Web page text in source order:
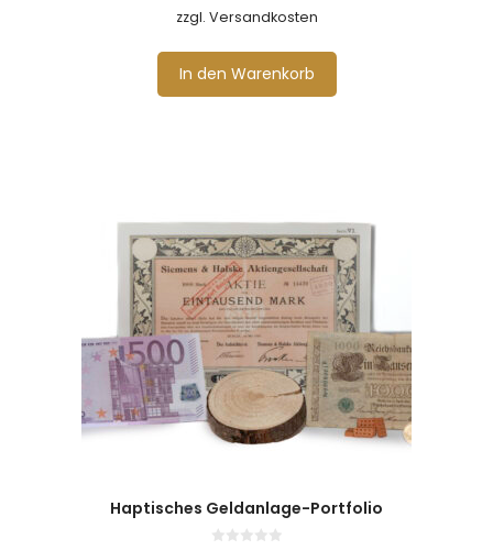
zzgl. Versandkosten
In den Warenkorb
Haptisches Geldanlage-Portfolio